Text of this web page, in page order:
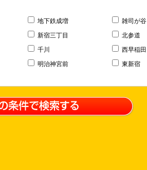
地下鉄成増
新宿三丁目
千川
明治神宮前
雑司が谷
北参道
西早稲田
東新宿